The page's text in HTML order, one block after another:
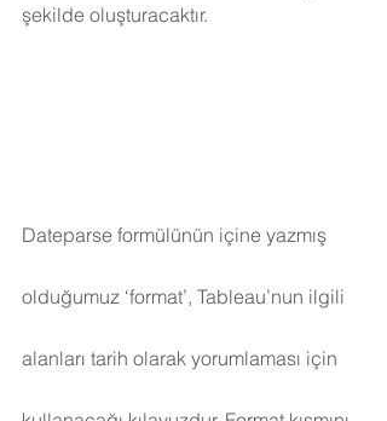
şekilde oluşturacaktır.
Dateparse formülünün içine yazmış
olduğumuz ‘format’, Tableau’nun ilgili
alanları tarih olarak yorumlaması için